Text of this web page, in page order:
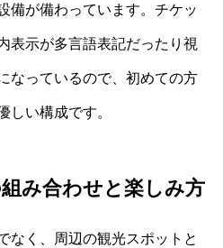
備が備わっています。チケッ
表示が多言語表記だったり視
なっているので、初めての方
しい構成です。
み合わせと楽しみ方
なく、周辺の観光スポットと